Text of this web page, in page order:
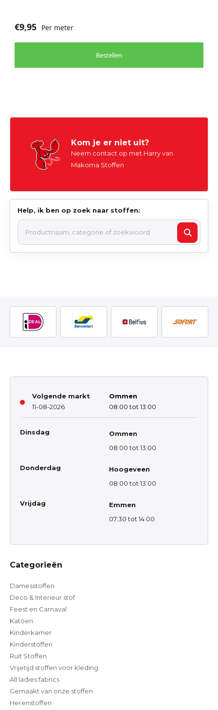
€9,95 Per meter
Bestellen
Kom je er niet uit?
Neem contact op met Harry van
Makoma Stoffen
Help, ik ben op zoek naar stoffen:
Volgende markt
11-08-2026
Ommen
08:00 tot 13:00
Dinsdag
Ommen
08:00 tot 13:00
Donderdag
Hoogeveen
08:00 tot 13:00
Vrijdag
Emmen
07:30 tot 14:00
Categorieën
Damesstoffen
Deco & Interieur stof
Feest en Carnaval
Katoen
Kinderkamer
Kinderstoffen
Ruit Stoffen
Vrijetijd stoffen voor kleding
All ladies fabrics
Gemaakt van onze stoffen
Herenstoffen